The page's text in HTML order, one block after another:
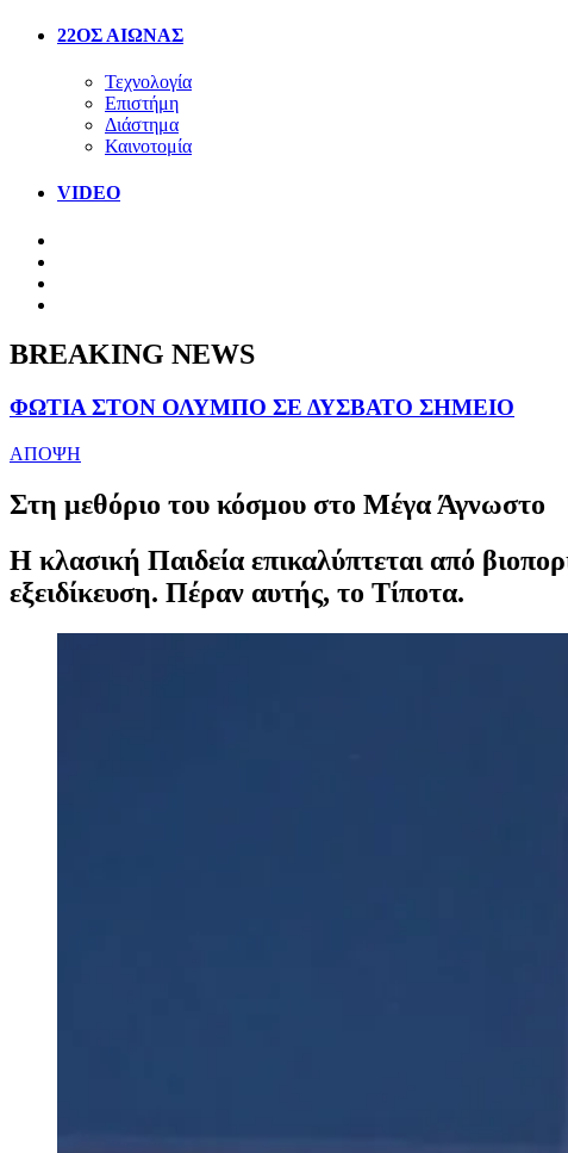
22ΟΣ ΑΙΩΝΑΣ
Τεχνολογία
Επιστήμη
Διάστημα
Καινοτομία
VIDEO
BREAKING NEWS
ΦΩΤΙΑ ΣΤΟΝ ΟΛΥΜΠΟ ΣΕ ΔΥΣΒΑΤΟ ΣΗΜΕΙΟ
ΑΠΟΨΗ
Στη μεθόριο του κόσμου στο Μέγα Άγνωστο
Η κλασική Παιδεία επικαλύπτεται από
εξειδίκευση. Πέραν αυτής, το Τίποτα.